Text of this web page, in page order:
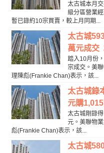
太古城本月
級分區營業
暫已錄約10宗買賣，較上月同期...
太古城
萬元成交
踏入10月份
宗成交。美
理陳彪(Frankie Chan)表示，該...
太古城錄
元購
太古城剛錄
元。美聯物
彪(Frankie Chan)表示，該...
太古城